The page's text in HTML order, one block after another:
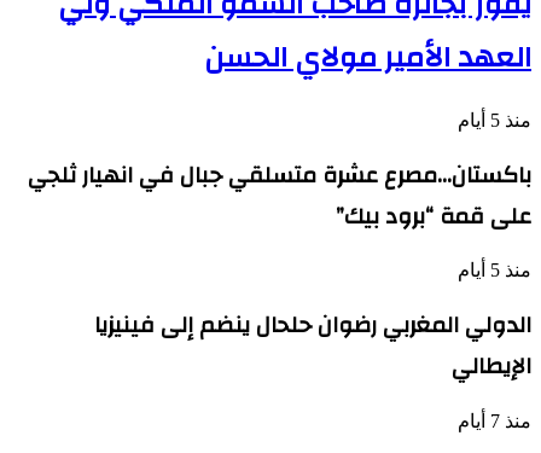
العهد الأمير مولاي الحسن
منذ 5 أيام
باكستان…مصرع عشرة متسلقي جبال في انهيار ثلجي
على قمة “برود بيك”
منذ 5 أيام
الدولي المغربي رضوان حلحال ينضم إلى فينيزيا
الإيطالي
منذ 7 أيام